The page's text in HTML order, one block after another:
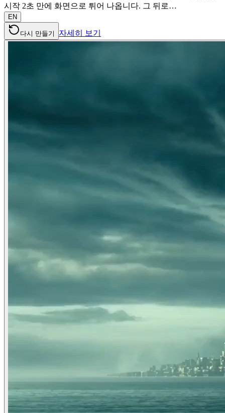
시작 2초 만에 화면으로 튀어 나옵니다. 그 뒤로…
EN
다시 만들기 자세히 보기